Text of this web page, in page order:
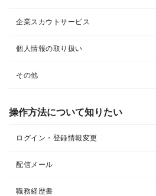
企業スカウトサービス
個人情報の取り扱い
その他
操作方法について知りたい
ログイン・登録情報変更
配信メール
職務経歴書